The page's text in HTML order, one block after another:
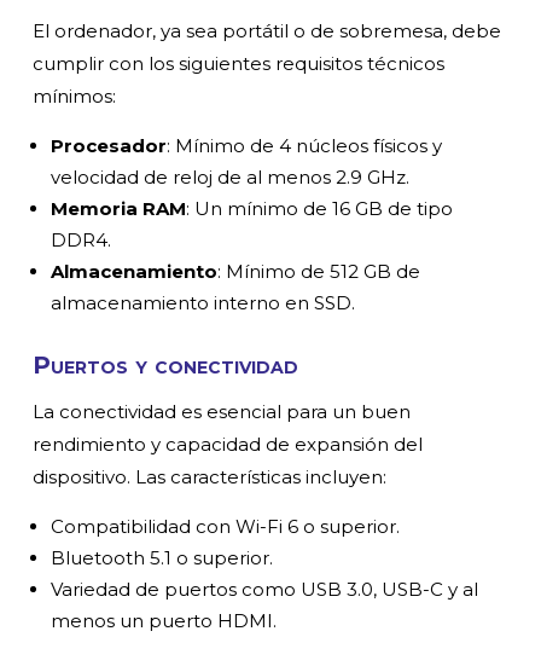
El ordenador, ya sea portátil o de sobremesa, debe
cumplir con los siguientes requisitos técnicos
mínimos:
Procesador: Mínimo de 4 núcleos físicos y
velocidad de reloj de al menos 2.9 GHz.
Memoria RAM: Un mínimo de 16 GB de tipo
DDR4.
Almacenamiento: Mínimo de 512 GB de
almacenamiento interno en SSD.
Puertos y conectividad
La conectividad es esencial para un buen
rendimiento y capacidad de expansión del
dispositivo. Las características incluyen:
Compatibilidad con Wi-Fi 6 o superior.
Bluetooth 5.1 o superior.
Variedad de puertos como USB 3.0, USB-C y al
menos un puerto HDMI.